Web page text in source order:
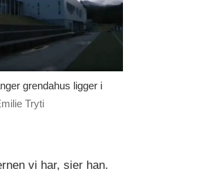
grendahus ligger i
Tryti
vi har, sier han.